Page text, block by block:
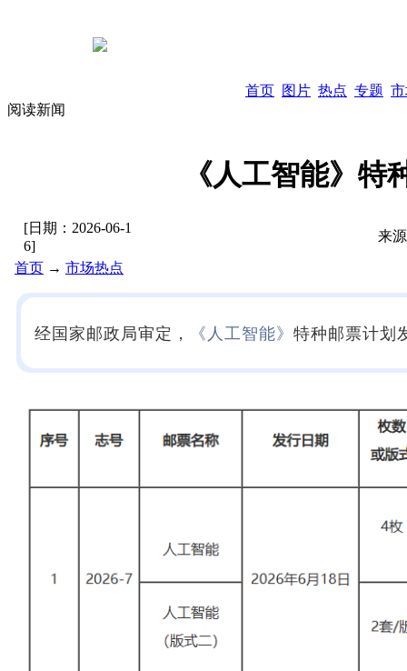
首页 图片 热点 专题
阅读新闻
《人工智能》
[日期： 2026-06-1
6]
来
首页 → 市场热点
经国家邮政局审定， 《人工智能》 特种邮票计划